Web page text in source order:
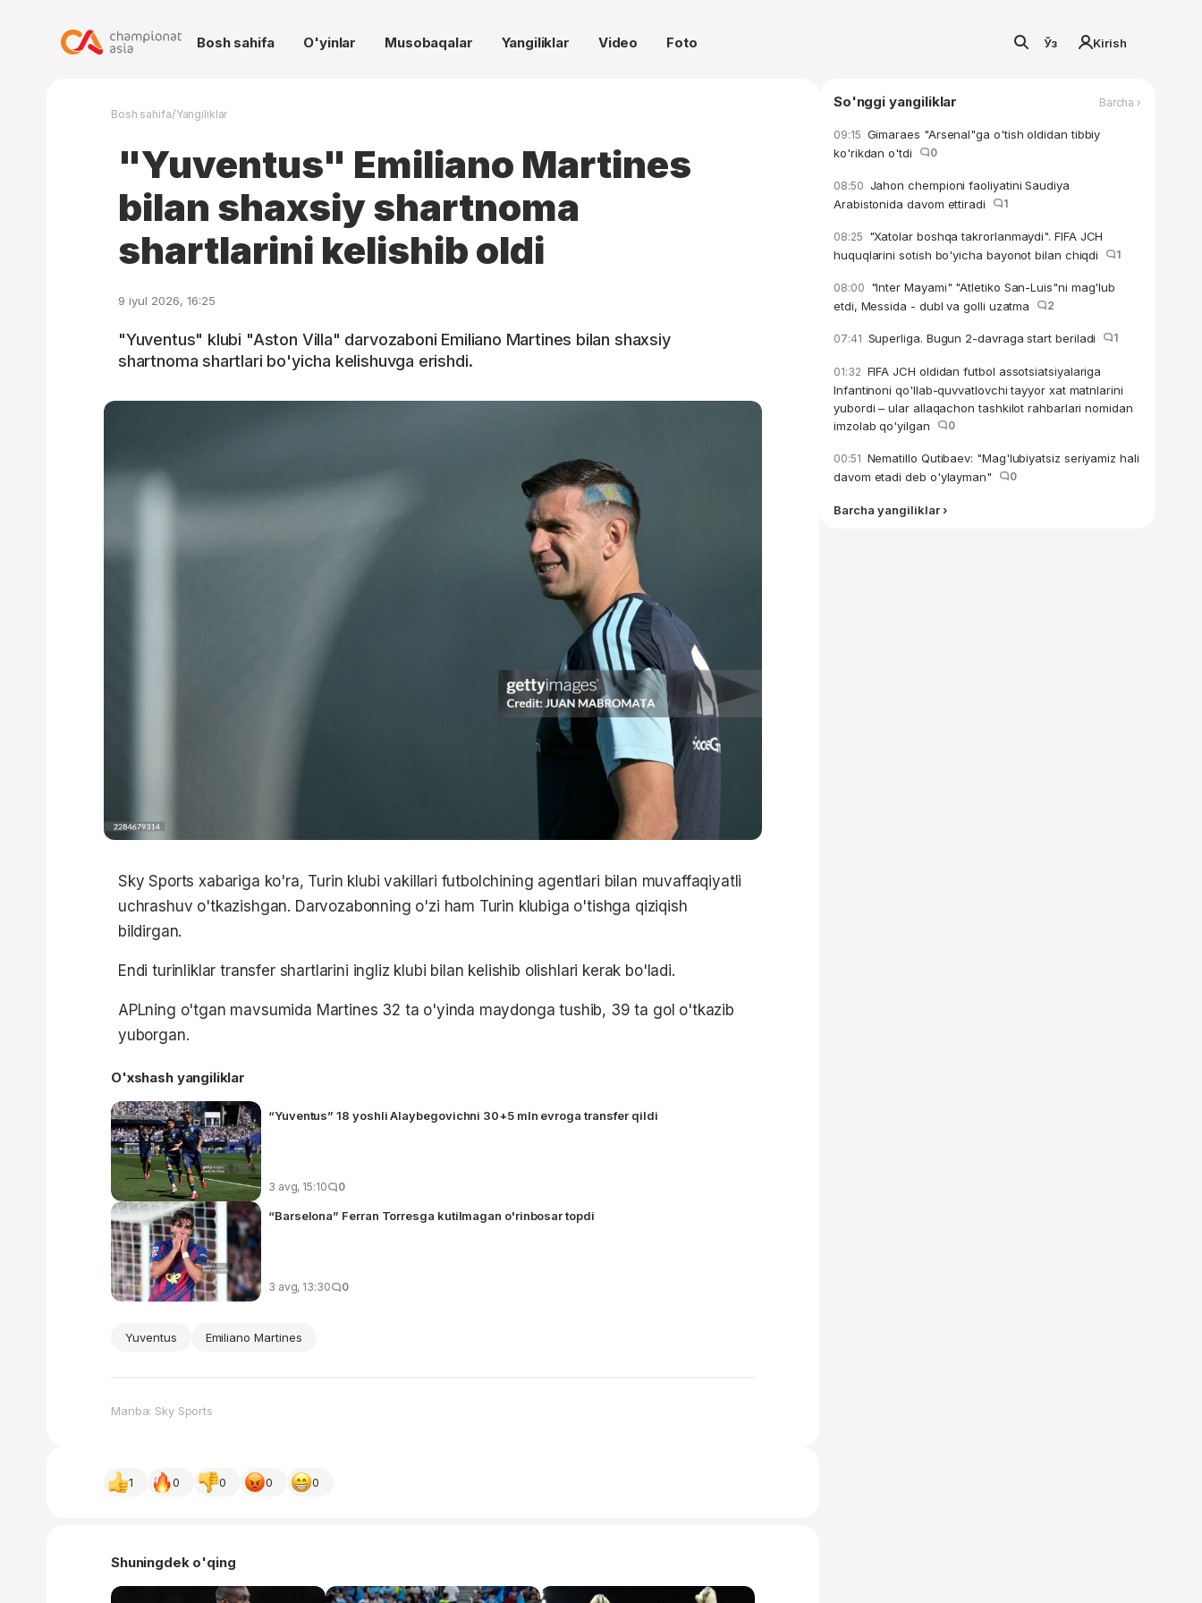
Bosh sahifa O'yinlar Musobaqalar Yangiliklar Video Foto Ўз Kirish
Bosh sahifa/Yangiliklar
"Yuventus" Emiliano Martines
bilan shaxsiy shartnoma
shartlarini kelishib oldi
9 iyul 2026, 16:25
"Yuventus" klubi "Aston Villa" darvozaboni Emiliano Martines bilan shaxsiy
shartnoma shartlari bo'yicha kelishuvga erishdi.
Sky Sports xabariga ko'ra, Turin klubi vakillari futbolchining agentlari bilan muvaffaqiyatli
uchrashuv o'tkazishgan. Darvozabonning o'zi ham Turin klubiga o'tishga qiziqish
bildirgan.
Endi turinliklar transfer shartlarini ingliz klubi bilan kelishib olishlari kerak bo'ladi.
APLning o'tgan mavsumida Martines 32 ta o'yinda maydonga tushib, 39 ta gol o'tkazib
yuborgan.
O'xshash yangiliklar
“Yuventus” 18 yoshli Alaybegovichni 30+5 mln evroga transfer qildi
3 avg, 15:10 0
“Barselona” Ferran Torresga kutilmagan o'rinbosar topdi
3 avg, 13:30 0
Yuventus Emiliano Martines
Manba: Sky Sports
1 0 0 0 0
Shuningdek o'qing
So'nggi yangiliklar Barcha ›
09:15 Gimaraes "Arsenal"ga o'tish oldidan tibbiy
ko'rikdan o'tdi
0
08:50 Jahon chempioni faoliyatini Saudiya
Arabistonida davom ettiradi
1
08:25 "Xatolar boshqa takrorlanmaydi". FIFA JCH
huquqlarini sotish bo'yicha bayonot bilan chiqdi
1
08:00 "Inter Mayami" "Atletiko San-Luis"ni mag'lub
etdi, Messida - dubl va golli uzatma
2
07:41 Superliga. Bugun 2-davraga start beriladi 1
01:32 FIFA JCH oldidan futbol assotsiatsiyalariga
Infantinoni qo'llab-quvvatlovchi tayyor xat matnlarini
yubordi – ular allaqachon tashkilot rahbarlari nomidan
imzolab qo'yilgan
0
00:51 Nematillo Qutibaev: "Mag'lubiyatsiz seriyamiz hali
davom etadi deb o'ylayman"
0
Barcha yangiliklar ›